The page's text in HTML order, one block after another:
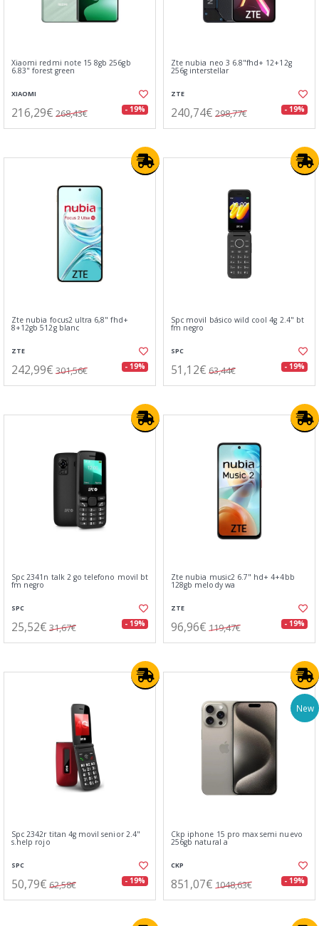
Xiaomi redmi note 15 8gb 256gb
6.83" forest green
XIAOMI
216,29€ 268,43€ - 19%
Zte nubia neo 3 6.8"fhd+ 12+12g
256g interstellar
ZTE
240,74€ 298,77€ - 19%
Zte nubia focus2 ultra 6,8" fhd+
8+12gb 512g blanc
ZTE
242,99€ 301,56€ - 19%
Spc movil básico wild cool 4g 2.4" bt
fm negro
SPC
51,12€ 63,44€ - 19%
Spc 2341n talk 2 go telefono movil bt
fm negro
SPC
25,52€ 31,67€ - 19%
Zte nubia music2 6.7" hd+ 4+4bb
128gb melody wa
ZTE
96,96€ 119,47€ - 19%
Spc 2342r titan 4g movil senior 2.4"
s.help rojo
SPC
50,79€ 62,58€ - 19%
New
Ckp iphone 15 pro max semi nuevo
256gb natural a
CKP
851,07€ 1048,63€ - 19%